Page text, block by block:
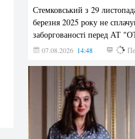
Стемковський з 29
березня 2025 року не
заборгованості перед АТ
07.08.2026 14:48 369